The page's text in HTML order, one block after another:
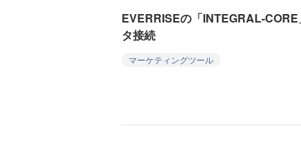
EVERRISEの「INTEGRAL-
タ接続
マーケティングツール